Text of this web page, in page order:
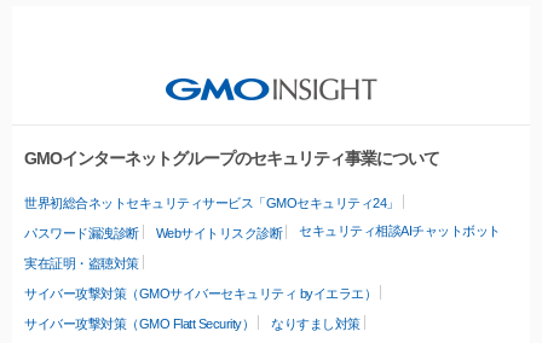
GMOインターネットグループのセキュリティ事業について
世界初総合ネットセキュリティサービス「GMOセキュリティ24」
パスワード漏洩診断 Webサイトリスク診断 セキュリティ相談AIチャットボット
実在証明・盗聴対策
サイバー攻撃対策（GMOサイバーセキュリティ byイエラエ）
サイバー攻撃対策（GMO Flatt Security）
なりすまし対策